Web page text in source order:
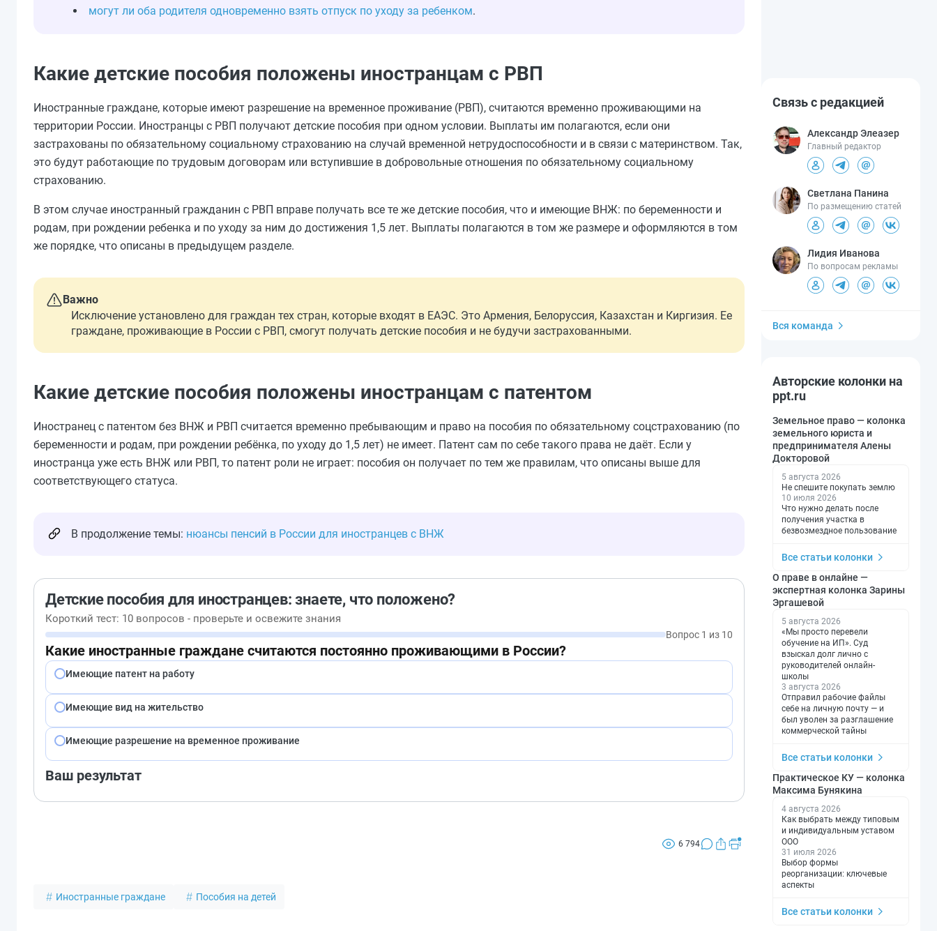
могут ли оба родителя одновременно взять отпуск по уходу за ребенком.
Какие детские пособия положены иностранцам с РВП
Иностранные граждане, которые имеют разрешение на временное проживание (РВП), считаются временно проживающими на
территории России. Иностранцы с РВП получают детские пособия при одном условии. Выплаты им полагаются, если они
застрахованы по обязательному социальному страхованию на случай временной нетрудоспособности и в связи с материнством. Так,
это будут работающие по трудовым договорам или вступившие в добровольные отношения по обязательному социальному
страхованию.
В этом случае иностранный гражданин с РВП вправе получать все те же детские пособия, что и имеющие ВНЖ: по беременности и
родам, при рождении ребенка и по уходу за ним до достижения 1,5 лет. Выплаты полагаются в том же размере и оформляются в том
же порядке, что описаны в предыдущем разделе.
Важно
Исключение установлено для граждан тех стран, которые входят в ЕАЭС. Это Армения, Белоруссия, Казахстан и Киргизия. Ее
граждане, проживающие в России с РВП, смогут получать детские пособия и не будучи застрахованными.
Какие детские пособия положены иностранцам с патентом
Иностранец с патентом без ВНЖ и РВП считается временно пребывающим и право на пособия по обязательному соцстрахованию (по
беременности и родам, при рождении ребёнка, по уходу до 1,5 лет) не имеет. Патент сам по себе такого права не даёт. Если у
иностранца уже есть ВНЖ или РВП, то патент роли не играет: пособия он получает по тем же правилам, что описаны выше для
соответствующего статуса.
В продолжение темы: нюансы пенсий в России для иностранцев с ВНЖ
Детские пособия для иностранцев: знаете, что положено?
Короткий тест: 10 вопросов - проверьте и освежите знания
Вопрос 1 из 10
Какие иностранные граждане считаются постоянно проживающими в России?
Имеющие патент на работу
Имеющие вид на жительство
Имеющие разрешение на временное проживание
Ваш результат
6 794
Иностранные граждане Пособия на детей
Связь с редакцией
Александр Элеазер
Главный редактор
Светлана Панина
По размещению статей
Лидия Иванова
По вопросам рекламы
Вся команда
Авторские колонки на
ppt.ru
Земельное право — колонка
земельного юриста и
предпринимателя Алены
Докторовой
5 августа 2026
Не спешите покупать землю
10 июля 2026
Что нужно делать после
получения участка в
безвозмездное пользование
Все статьи колонки
О праве в онлайне —
экспертная колонка Зарины
Эргашевой
5 августа 2026
«Мы просто перевели
обучение на ИП». Суд
взыскал долг лично с
руководителей онлайн-
школы
3 августа 2026
Отправил рабочие файлы
себе на личную почту — и
был уволен за разглашение
коммерческой тайны
Все статьи колонки
Практическое КУ — колонка
Максима Бунякина
4 августа 2026
Как выбрать между типовым
и индивидуальным уставом
ООО
31 июля 2026
Выбор формы
реорганизации: ключевые
аспекты
Все статьи колонки